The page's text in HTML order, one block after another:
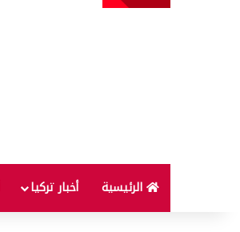
الرئيسية أخبار تركيا